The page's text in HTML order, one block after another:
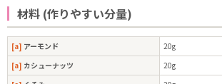
材料 (作りやすい分量)
[a] アーモンド
20g
[a] カシューナッツ
20g